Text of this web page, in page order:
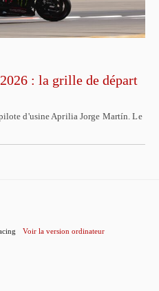
: la grille de départ
d'usine Aprilia Jorge Martín. Le
Voir la version ordinateur